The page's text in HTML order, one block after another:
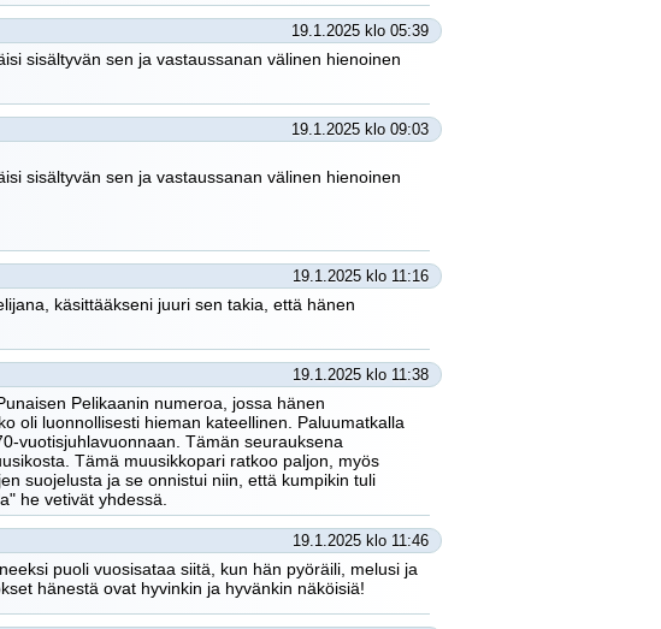
19.1.2025 klo 05:39
sisältyvän sen ja vastaussanan välinen hienoinen
19.1.2025 klo 09:03
sisältyvän sen ja vastaussanan välinen hienoinen
19.1.2025 klo 11:16
käsittääkseni juuri sen takia, että hänen
19.1.2025 klo 11:38
Pelikaanin numeroa, jossa hänen
oli luonnollisesti hieman kateellinen. Paluumatkalla
vuotisjuhlavuonnaan. Tämän seurauksena
Tämä muusikkopari ratkoo paljon, myös
suojelusta ja se onnistui niin, että kumpikin tuli
he vetivät yhdessä.
19.1.2025 klo 11:46
puoli vuosisataa siitä, kun hän pyöräili, melusi ja
hänestä ovat hyvinkin ja hyvänkin näköisiä!